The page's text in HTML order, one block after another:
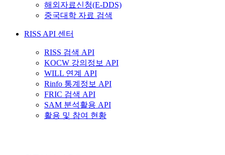
해외자료신청(E-DDS)
중국대학 자료 검색
RISS API 센터
RISS 검색 API
KOCW 강의정보 API
WILL 연계 API
Rinfo 통계정보 API
FRIC 검색 API
SAM 분석활용 API
활용 및 참여 현황